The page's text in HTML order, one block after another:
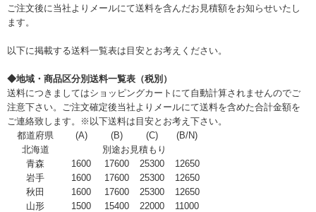
ご注文後に当社よりメールにて送料を含んだお見積額をお知らせいたし
ます。
以下に掲載する送料一覧表は目安とお考えください。
◆地域・商品区分別送料一覧表（税別）
送料につきましてはショッピングカートにて自動計算されませんのでご
注意下さい。ご注文確定後当社よりメールにて送料を含めた合計金額を
ご連絡致します。※以下送料は目安とお考え下さい。
都道府県
(A) (B) (C)
(B/N)
北海道
別途お見積もり
青森
1600 17600 25300
12650
岩手
1600 17600 25300
12650
秋田
1600 17600 25300
12650
山形
1500 15400 22000
11000